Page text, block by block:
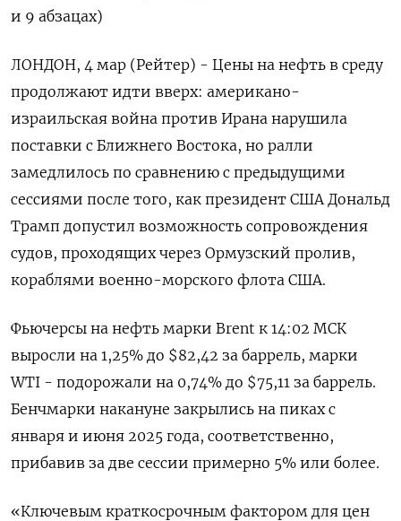
и 9 абзацах)
ЛОНДОН, 4 мар (Рейтер) - Цены на нефть в среду
продолжают идти вверх: американо-
израильская война против Ирана нарушила
поставки с Ближнего Востока, но ралли
замедлилось по сравнению ‌с предыдущими
сессиями после того, как президент США Дональд
Трамп допустил возможность сопровождения
судов, проходящих через Ормузский пролив,
кораблями военно-морского флота США.
Фьючерсы на нефть марки Brent к 14:02 МСК
выросли на 1,25% до $82,42 ​за баррель, марки
WTI - подорожали ​на 0,74% до $75,11 за баррель.
Бенчмарки ​накануне закрылись ⁠на пиках с
января и июня 2025 года, соответственно,
прибавив за ‌две сессии примерно 5% или более.
«Ключевым краткосрочным ‌фактором для цен